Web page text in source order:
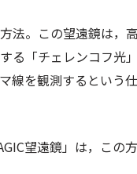
法。この望遠鏡は，
る「チェレンコフ光
線を観測するという
望遠鏡」は，この